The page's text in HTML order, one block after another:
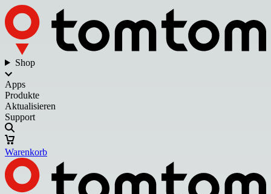
Shop
Apps
Produkte
Aktualisieren
Support
Warenkorb